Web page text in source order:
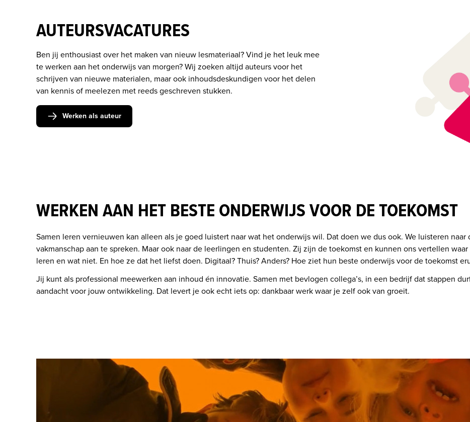
AUTEURSVACATURES
Ben jij enthousiast over het maken van nieuw lesmateriaal? Vind je het leuk mee
te werken aan het onderwijs van morgen? Wij zoeken altijd auteurs voor het
schrijven van nieuwe materialen, maar ook inhoudsdeskundigen voor het delen
van kennis of meelezen met reeds geschreven stukken.
Werken als auteur
WERKEN AAN HET BESTE ONDERWIJS VOOR DE TOEKOMST
Samen leren vernieuwen kan alleen als je goed luistert naar wat het onderwijs wil. Dat doen we dus ook. We luisteren
vakmanschap aan te spreken. Maar ook naar de leerlingen en studenten. Zij zijn de toekomst en kunnen ons vertellen
leren en wat niet. En hoe ze dat het liefst doen. Digitaal? Thuis? Anders? Hoe ziet hun beste onderwijs voor de toekomst
Jij kunt als professional meewerken aan inhoud én innovatie. Samen met bevlogen collega’s, in een bedrijf dat stappen
aandacht voor jouw ontwikkeling. Dat levert je ook echt iets op: dankbaar werk waar je zelf ook van groeit.